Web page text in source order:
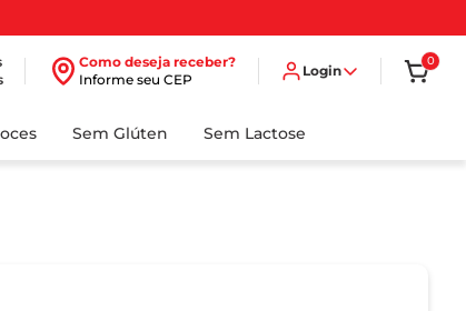
Como deseja receber?
Informe seu CEP
Login
0
Sem Glúten Sem Lactose